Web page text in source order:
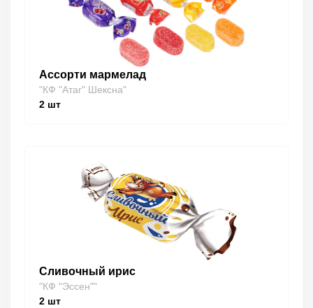
Ассорти мармелад
"КФ "Атаг" Шексна"
2 шт
Сливочный ирис
"КФ "Эссен""
2 шт